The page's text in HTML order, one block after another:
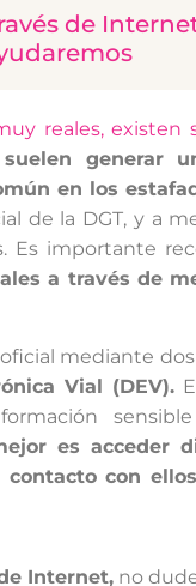
de
reales, existen
generar
en los
de la DGT, y a
Es importante
a través de
mediante dos
Vial (DEV).
es acceder
con
Internet,no